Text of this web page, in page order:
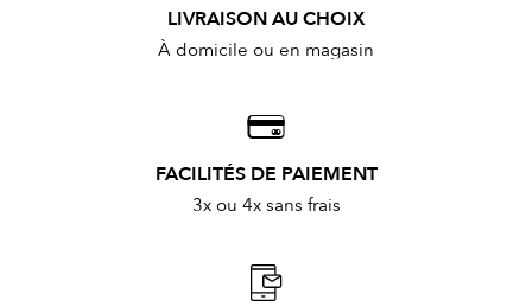
LIVRAISON AU CHOIX
À domicile ou en magasin
FACILITÉS DE PAIEMENT
3x ou 4x sans frais